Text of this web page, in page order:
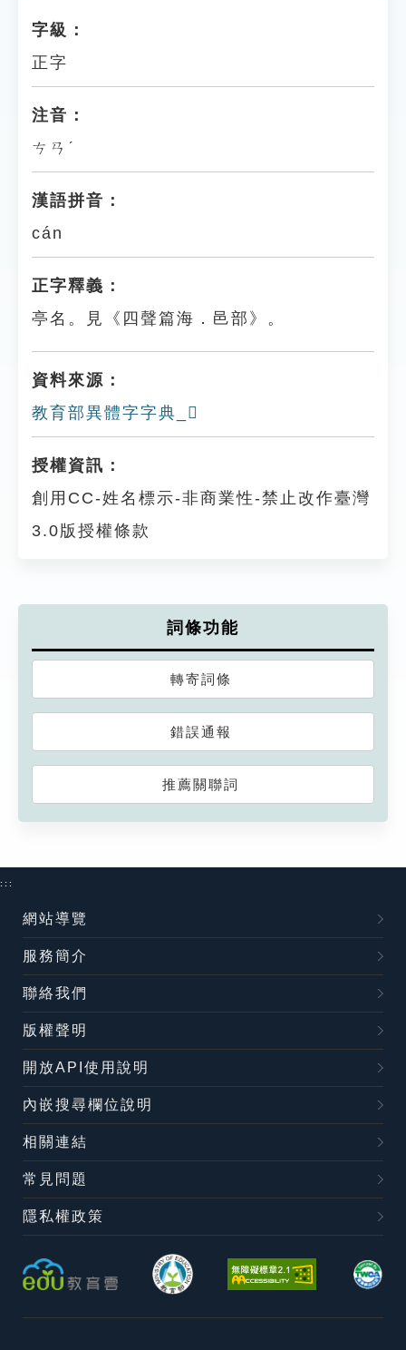
字級：
正字
注音：
ㄘㄢˊ
漢語拼音：
cán
正字釋義：
亭名。見《四聲篇海．邑部》。
資料來源：
教育部異體字字典_𨞷
授權資訊：
創用CC-姓名標示-非商業性-禁止改作臺灣
3.0版授權條款
詞條功能
轉寄詞條
錯誤通報
推薦關聯詞
:::
網站導覽
服務簡介
聯絡我們
版權聲明
開放API使用說明
內嵌搜尋欄位說明
相關連結
常見問題
隱私權政策